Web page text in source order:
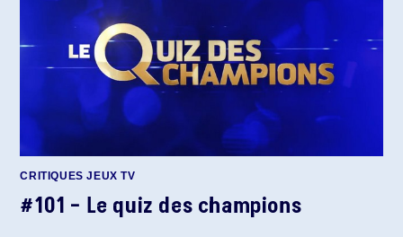
CRITIQUES JEUX TV
#101 – Le quiz des champions